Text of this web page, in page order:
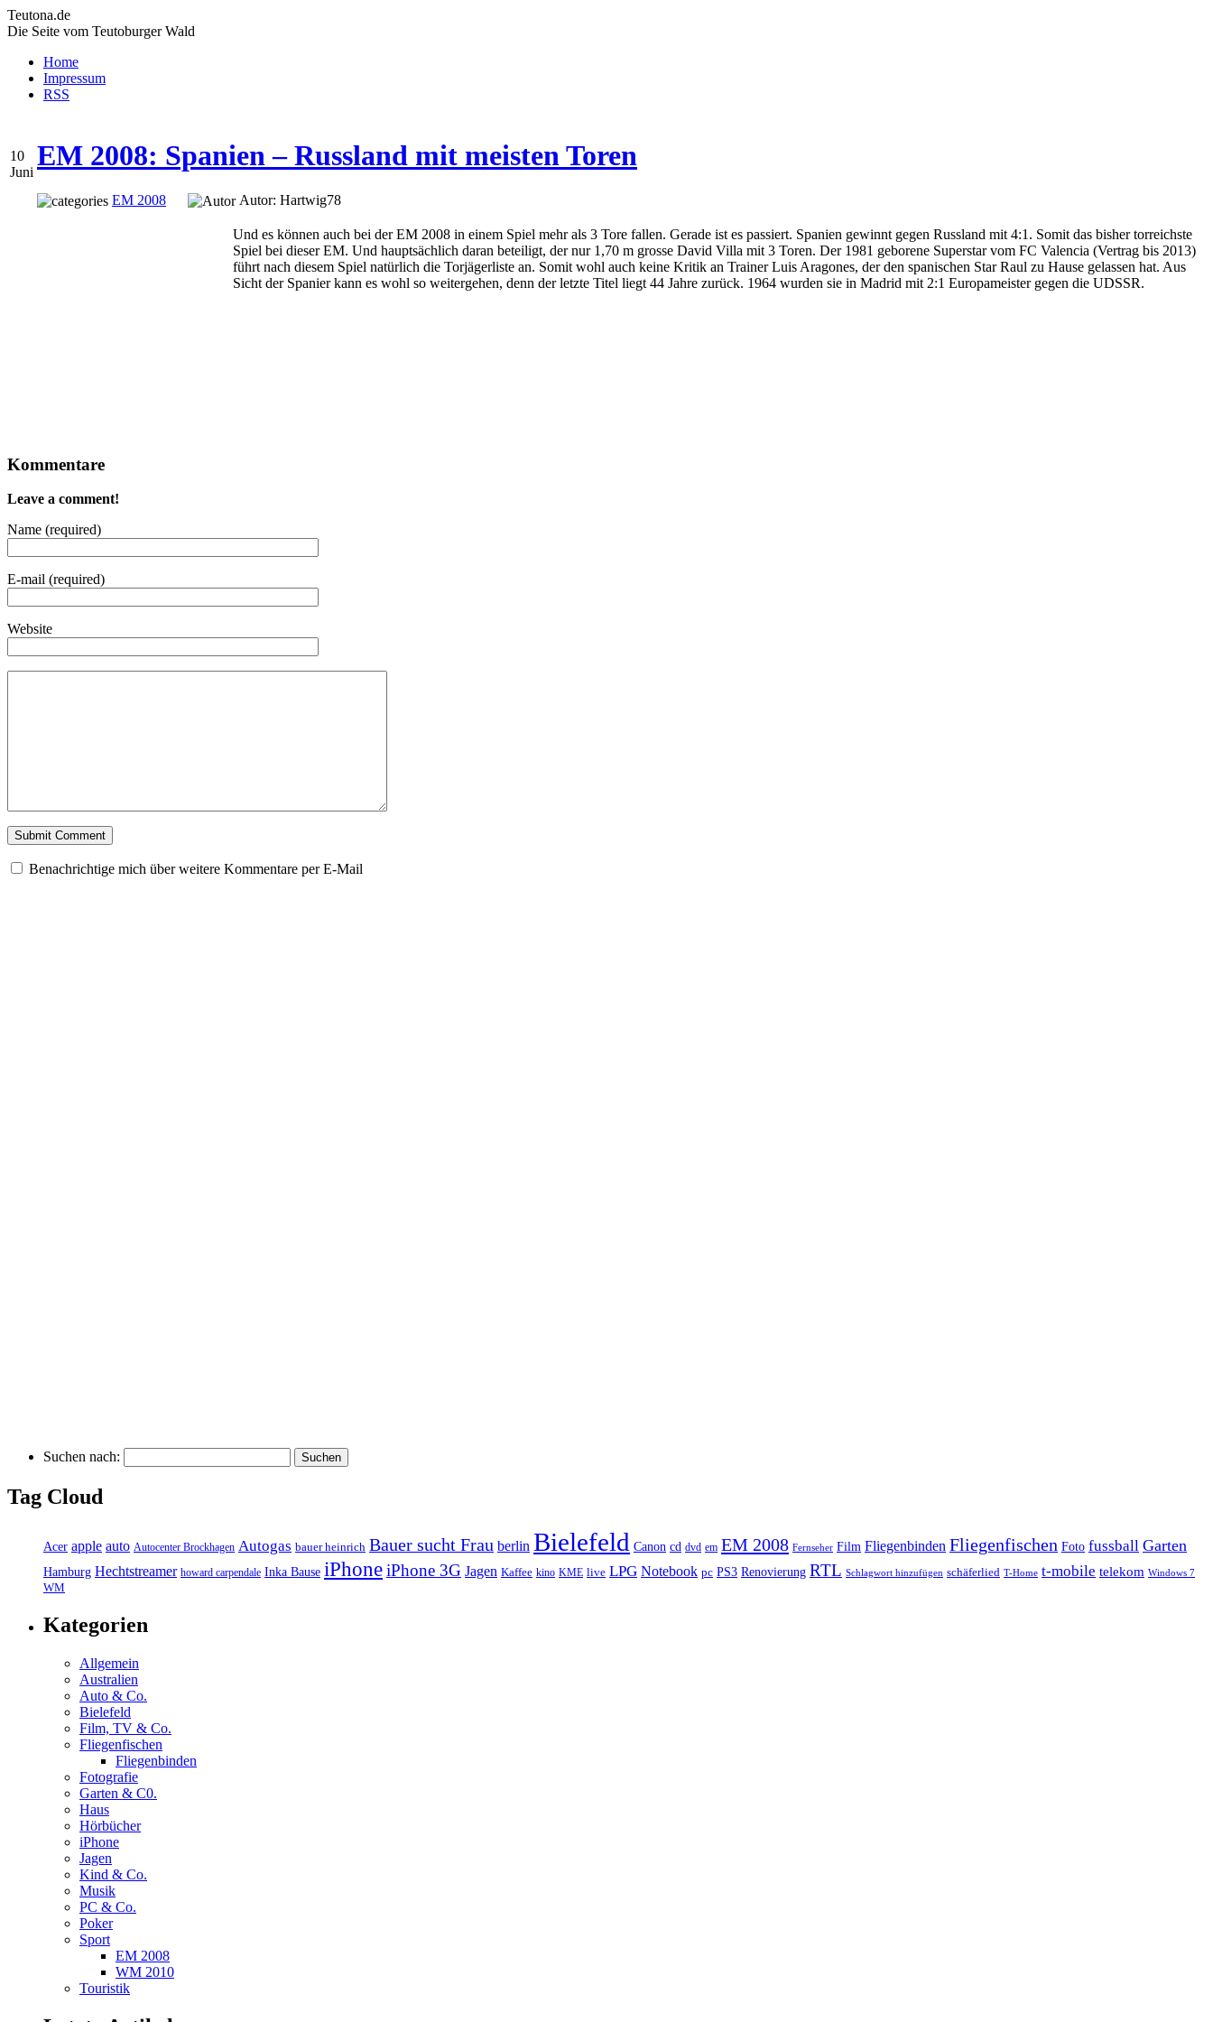
Teutona.de
Die Seite vom Teutoburger Wald
Home
Impressum
RSS
10
Juni
EM 2008: Spanien – Russland mit meisten Toren
EM 2008 Autor: Hartwig78
Und es können auch bei der EM 2008 in einem Spiel mehr als 3 Tore fallen. Gerade ist es passiert. Spanien gewinnt gegen Russland mit 4:1. Somit das bisher torreichste
Spiel bei dieser EM. Und hauptsächlich daran beteiligt, der nur 1,70 m grosse David Villa mit 3 Toren. Der 1981 geborene Superstar vom FC Valencia (Vertrag bis 2013)
führt nach diesem Spiel natürlich die Torjägerliste an. Somit wohl auch keine Kritik an Trainer Luis Aragones, der den spanischen Star Raul zu Hause gelassen hat. Aus
Sicht der Spanier kann es wohl so weitergehen, denn der letzte Titel liegt 44 Jahre zurück. 1964 wurden sie in Madrid mit 2:1 Europameister gegen die UDSSR.
Kommentare
Leave a comment!
Name (required)
E-mail (required)
Website
Benachrichtige mich über weitere Kommentare per E-Mail
Suchen nach:
Tag Cloud
Acer apple auto Autocenter Brockhagen Autogas bauer heinrich Bauer sucht Frau berlin Bielefeld Canon cd dvd em EM 2008 Fernseher Film Fliegenbinden Fliegenfischen Foto fussball Garten
Hamburg Hechtstreamer howard carpendale Inka Bause iPhoneiPhone 3G Jagen Kaffee kino KME live LPG Notebook pc PS3 Renovierung RTL Schlagwort hinzufügen schäferlied T-Home t-mobile telekom Windows 7
WM
Kategorien
Allgemein
Australien
Auto & Co.
Bielefeld
Film, TV & Co.
Fliegenfischen
Fliegenbinden
Fotografie
Garten & C0.
Haus
Hörbücher
iPhone
Jagen
Kind & Co.
Musik
PC & Co.
Poker
Sport
EM 2008
WM 2010
Touristik